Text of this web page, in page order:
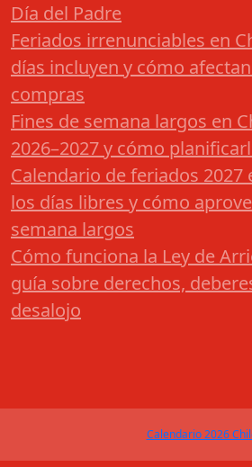
Día del Padre
Feriados irrenunciables en
días incluyen y cómo
compras
Fines de semana largos en
2026–2027 y cómo
Calendario de feriados 2027
los días libres y cómo
semana largos
Cómo funciona la Ley de
guía sobre derechos,
desalojo
Calendario 2026